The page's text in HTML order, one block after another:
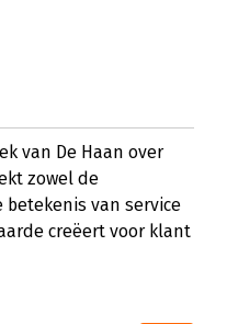
van De Haan over
zowel de
van service
creëert voor klant